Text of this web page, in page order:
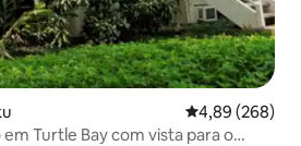
4,89 de uma
4,89 (268)
Turtle Bay com vista para o